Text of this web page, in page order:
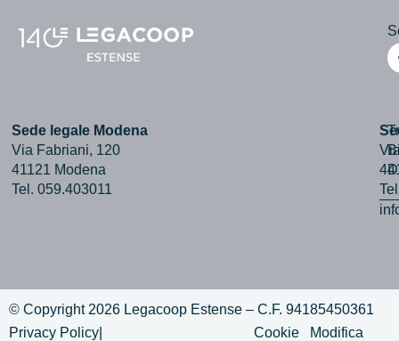
Sede legale Modena
Via Fabriani, 120
41121 Modena
Tel. 059.403011
© Copyright 2026 Legacoop Estense – C.F. 94185450361
Privacy Policy
Cookie
Modifica